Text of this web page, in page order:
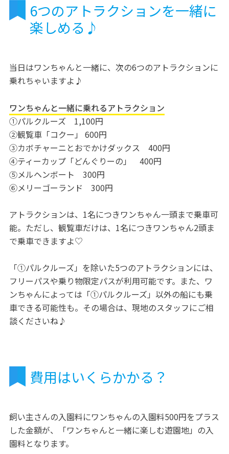
6つのアトラクションを一緒に
楽しめる♪
当日はワンちゃんと一緒に、次の6つのアトラクションに
乗れちゃいますよ♪
ワンちゃんと一緒に乗れるアトラクション
①パルクルーズ 1,100円
②観覧車「コクー」 600円
③カボチャーニとおでかけダックス 400円
④ティーカップ「どんぐりーの」 400円
⑤メルヘンボート 300円
⑥メリーゴーランド 300円
アトラクションは、1名につきワンちゃん一頭まで乗車可
能。ただし、観覧車だけは、1名につきワンちゃん2頭ま
で乗車できますよ♡
「①パルクルーズ」を除いた5つのアトラクションには、
フリーパスや乗り物限定パスが利用可能です。また、ワ
ンちゃんによっては「①パルクルーズ」以外の船にも乗
車できる可能性も。その場合は、現地のスタッフにご相
談くださいね♪
費用はいくらかかる？
飼い主さんの入園料にワンちゃんの入園料500円をプラス
した金額が、「ワンちゃんと一緒に楽しむ遊園地」の入
園料となります。